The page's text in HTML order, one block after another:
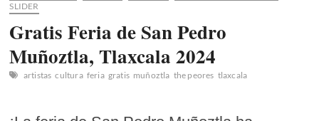
SLIDER
Gratis Feria de San Pedro
Muñoztla, Tlaxcala 2024
artistas cultura feria gratis muñoztla the peores tlaxcala